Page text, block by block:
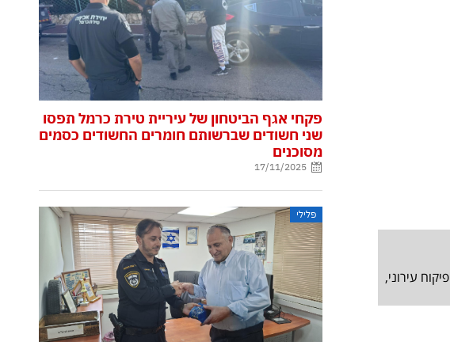
פיקוח עירוני,
פקחי אגף הביטחון של עיריית טירת כרמל תפסו
שני חשודים שברשותם חומרים החשודים כסמים
מסוכנים
17/11/2025
פלילי